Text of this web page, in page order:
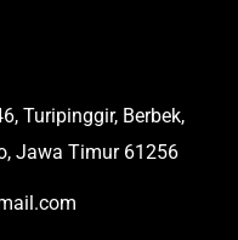
Turipinggir, Berbek,
Jawa Timur 61256